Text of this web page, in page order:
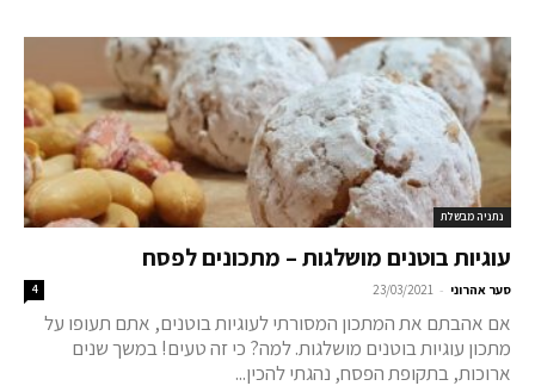
נתניה מבשלת
עוגיות בוטנים מושלגות – מתכונים לפסח
סער אהרוני -
23/03/2021
4
אם אהבתם את המתכון המסורתי לעוגיות בוטנים, אתם תעופו על
מתכון עוגיות בוטנים מושלגות. למה? כי זה טעים! במשך שנים
ארוכות, בתקופת הפסח, נהגתי להכין...